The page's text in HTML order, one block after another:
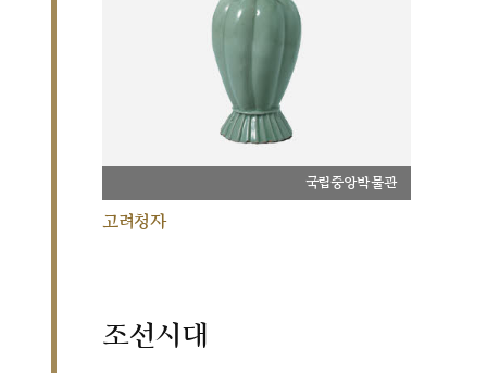
국립중앙박물관
고려청자
조선시대